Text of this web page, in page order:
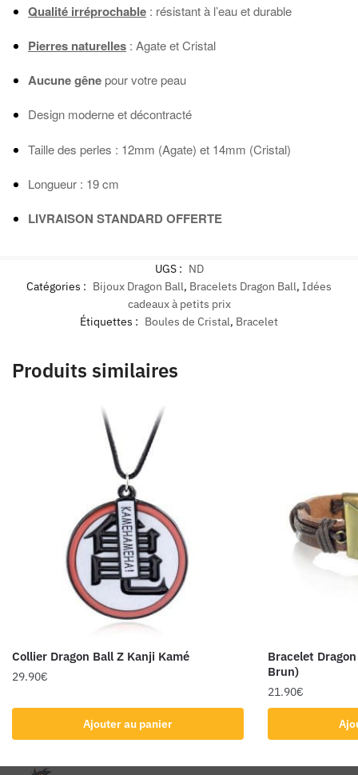
Qualité irréprochable : résistant à l’eau et durable
Pierres naturelles : Agate et Cristal
Aucune gênepour votre peau
Design moderne et décontracté
Taille des perles : 12mm (Agate) et 14mm (Cristal)
Longueur : 19 cm
LIVRAISON STANDARD OFFERTE
UGS : ND
Catégories : Bijoux Dragon Ball, Bracelets Dragon Ball, Idées
cadeaux à petits prix
Étiquettes : Boules de Cristal, Bracelet
Produits similaires
Collier Dragon Ball Z Kanji Kamé
29.90€
Ajouter au panier
Bracelet
Brun)
21.90€